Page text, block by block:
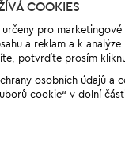
COOKIES
pro
a reklam a k
potvrďte prosím
osobních údajů a
cookie“ v dolní